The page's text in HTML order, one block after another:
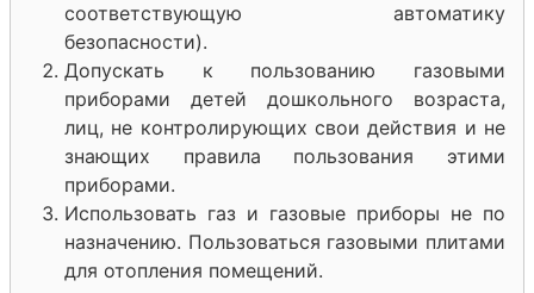
соответствующую автоматику
безопасности).
Допускать к пользованию газовыми
приборами детей дошкольного возраста,
лиц, не контролирующих свои действия и не
знающих правила пользования этими
приборами.
Использовать газ и газовые приборы не по
назначению. Пользоваться газовыми плитами
для отопления помещений.